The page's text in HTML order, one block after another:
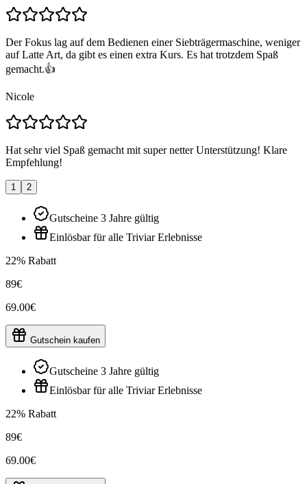
Der Fokus lag auf dem Bedienen einer Siebträgermaschine, weniger
auf Latte Art, da gibt es einen extra Kurs. Es hat trotzdem Spaß
gemacht.👍
Nicole
Hat sehr viel Spaß gemacht mit super netter Unterstützung! Klare
Empfehlung!
1 2
Gutscheine 3 Jahre gültig
Einlösbar für alle Triviar Erlebnisse
22% Rabatt
89€
69.00€
Gutschein kaufen
Gutscheine 3 Jahre gültig
Einlösbar für alle Triviar Erlebnisse
22% Rabatt
89€
69.00€